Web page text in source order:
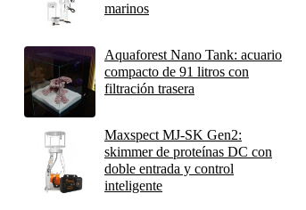
marinos
Aquaforest Nano Tank: acuario
compacto de 91 litros con
filtración trasera
Maxspect MJ-SK Gen2:
skimmer de proteínas DC con
doble entrada y control
inteligente